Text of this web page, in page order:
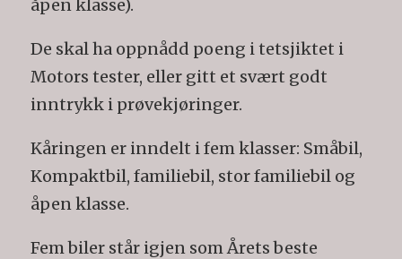
åpen klasse).
De skal ha oppnådd poeng i tetsjiktet i
Motors tester, eller gitt et svært godt
inntrykk i prøvekjøringer.
Kåringen er inndelt i fem klasser: Småbil,
Kompaktbil, familiebil, stor familiebil og
åpen klasse.
Fem biler står igjen som Årets beste